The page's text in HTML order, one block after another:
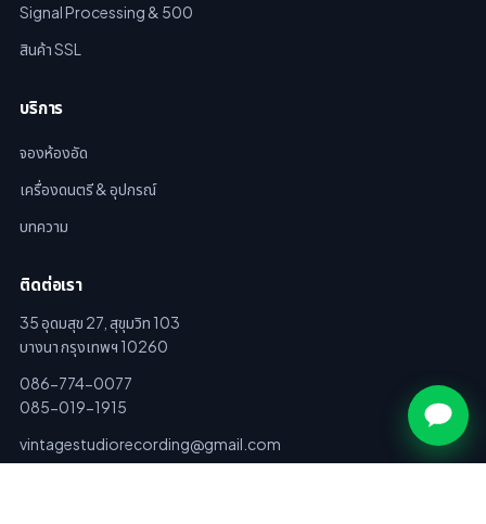
Signal Processing & 500
สินค้า SSL
บริการ
จองห้องอัด
เครื่องดนตรี & อุปกรณ์
บทความ
ติดต่อเรา
35 อุดมสุข 27, สุขุมวิท 103
บางนา กรุงเทพฯ 10260
086-774-0077
085-019-1915
vintagestudiorecording@gmail.com